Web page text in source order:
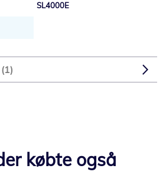
SL4000E
1
købte også